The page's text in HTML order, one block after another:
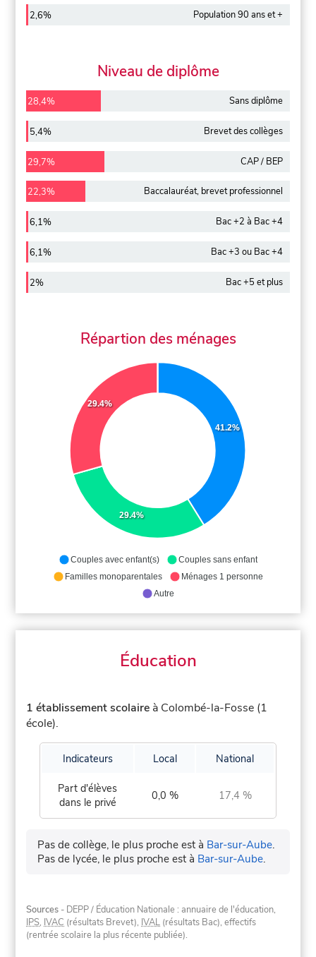
2,6% Population 90 ans et +
Niveau de diplôme
28,4% Sans diplôme
5,4% Brevet des collèges
29,7% CAP / BEP
22,3% Baccalauréat, brevet professionnel
6,1% Bac +2 à Bac +4
6,1% Bac +3 ou Bac +4
2% Bac +5 et plus
Répartion des ménages
41.2%
29.4%
29.4%
Couples avec enfant(s)
Couples sans enfant
Familles monoparentales
Ménages 1 personne
Autre
Éducation
1 établissement scolaire à Colombé-la-Fosse (1
école).
Indicateurs Local National
Part d'élèves
dans le privé
0,0 % 17,4 %
Pas de collège, le plus proche est à Bar-sur-Aube.
Pas de lycée, le plus proche est à Bar-sur-Aube.
Sources - DEPP / Éducation Nationale : annuaire de l'éducation,
IPS, IVAC (résultats Brevet), IVAL (résultats Bac), effectifs
(rentrée scolaire la plus récente publiée).